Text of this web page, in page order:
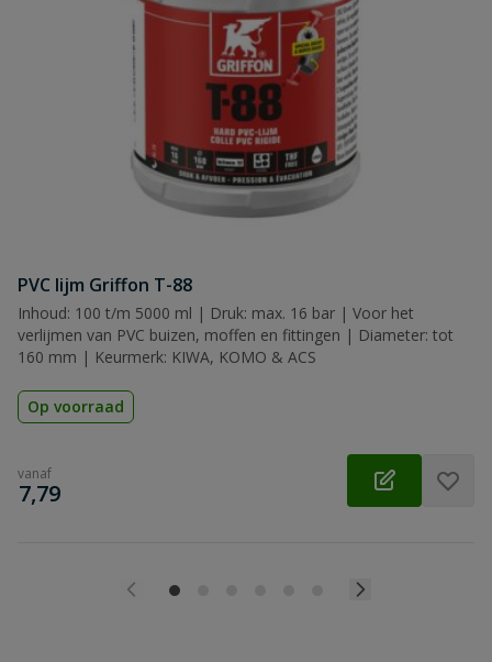
PVC lijm Griffon T-88
Inhoud: 100 t/m 5000 ml | Druk: max. 16 bar | Voor het
verlijmen van PVC buizen, moffen en fittingen | Diameter: tot
160 mm | Keurmerk: KIWA, KOMO & ACS
Op voorraad
vanaf
€
7,79